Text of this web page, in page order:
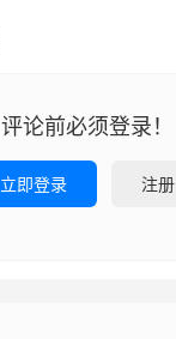
评论前必须登录！
立即登录 注册